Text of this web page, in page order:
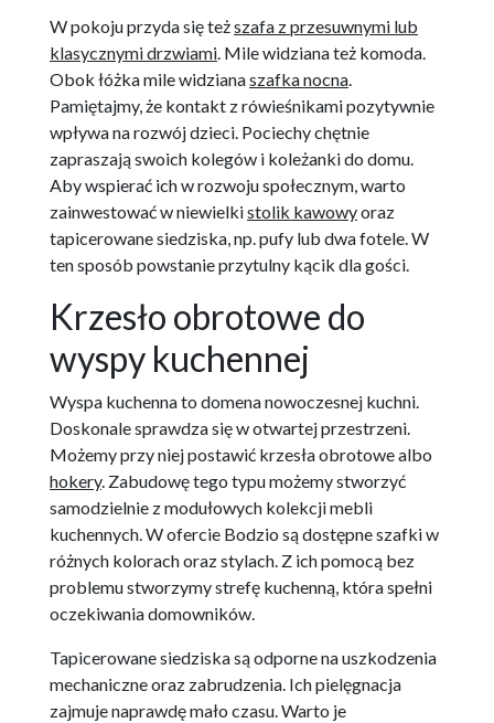
W pokoju przyda się teższafa z przesuwnymi lub
klasycznymi drzwiami. Mile widziana też komoda.
Obok łóżka mile widzianaszafka nocna.
Pamiętajmy, że kontakt z rówieśnikami pozytywnie
wpływa na rozwój dzieci. Pociechy chętnie
zapraszają swoich kolegów i koleżanki do domu.
Aby wspierać ich w rozwoju społecznym, warto
zainwestować w niewielkistolik kawowyoraz
tapicerowane siedziska, np. pufy lub dwa fotele. W
ten sposób powstanie przytulny kącik dla gości.
Krzesło obrotowe do
wyspy kuchennej
Wyspa kuchenna to domena nowoczesnej kuchni.
Doskonale sprawdza się w otwartej przestrzeni.
Możemy przy niej postawić krzesła obrotowe albo
hokery. Zabudowę tego typu możemy stworzyć
samodzielnie z modułowych kolekcji mebli
kuchennych. W ofercie Bodzio są dostępne szafki w
różnych kolorach oraz stylach. Z ich pomocą bez
problemu stworzymy strefę kuchenną, która spełni
oczekiwania domowników.
Tapicerowane siedziska są odporne na uszkodzenia
mechaniczne oraz zabrudzenia. Ich pielęgnacja
zajmuje naprawdę mało czasu. Warto je